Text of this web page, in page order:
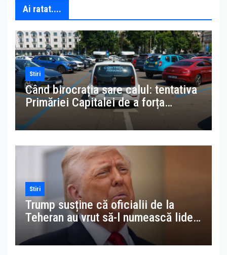
Ai ratat....
Stiri
Când birocrația sare calul: tentativa
Primăriei Capitalei de a forța
accesul la datele MAI pentru
amenzi la parcări ilegale
Stiri
Trump susține că oficialii de la
Teheran au vrut să-l numească lider
suprem al Iranului în locul lui
Khamenei